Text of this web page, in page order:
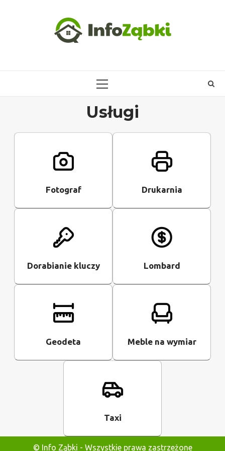
PRIMARY
Usługi
Fotograf Drukarnia
Dorabianie kluczy Lombard
Geodeta Meble na wymiar
Taxi
© Info Ząbki - Wszystkie prawa zastrzeżone